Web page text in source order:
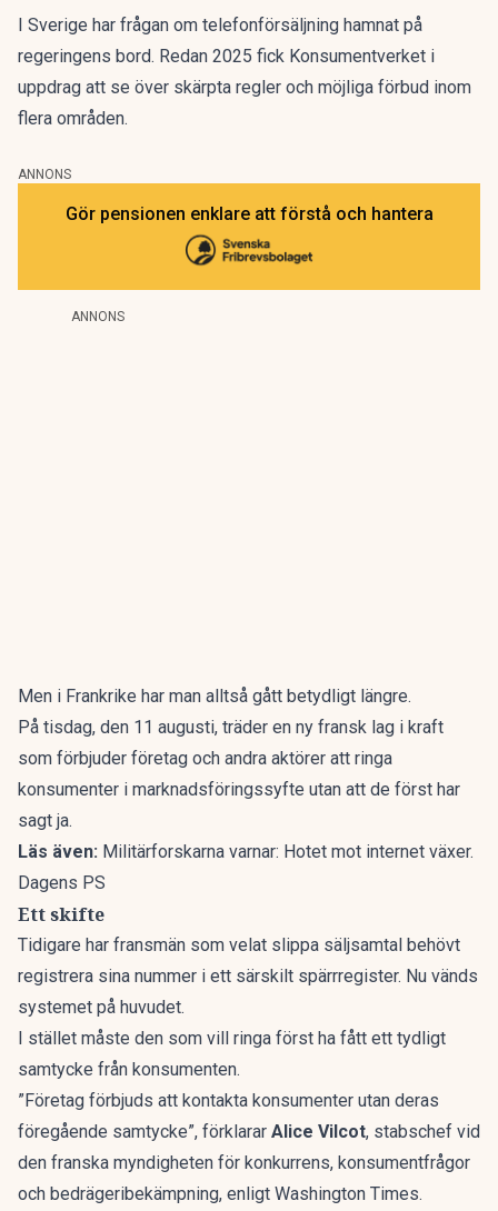
I Sverige har frågan om telefonförsäljning hamnat på
regeringens bord. Redan 2025 fick Konsumentverket i
uppdrag att se över skärpta regler och möjliga förbud inom
flera områden.
ANNONS
Gör pensionen enklare att förstå och hantera
ANNONS
Men i Frankrike har man alltså gått betydligt längre.
På tisdag, den 11 augusti, träder en ny fransk lag i kraft
som förbjuder företag och andra aktörer att ringa
konsumenter i marknadsföringssyfte utan att de först har
sagt ja.
Läs även: Militärforskarna varnar: Hotet mot internet växer.
Dagens PS
Ett skifte
Tidigare har fransmän som velat slippa säljsamtal behövt
registrera sina nummer i ett särskilt spärrregister. Nu vänds
systemet på huvudet.
I stället måste den som vill ringa först ha fått ett tydligt
samtycke från konsumenten.
”Företag förbjuds att kontakta konsumenter utan deras
föregående samtycke”, förklarar Alice Vilcot, stabschef vid
den franska myndigheten för konkurrens, konsumentfrågor
och bedrägeribekämpning, enligt Washington Times.